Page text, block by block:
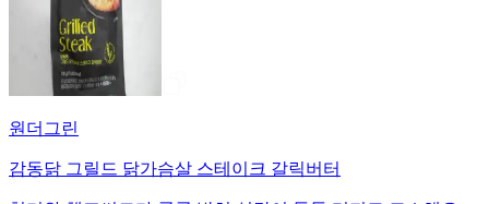
원더그린
감동닭 그릴드 닭가슴살 스테이크 갈릭버터